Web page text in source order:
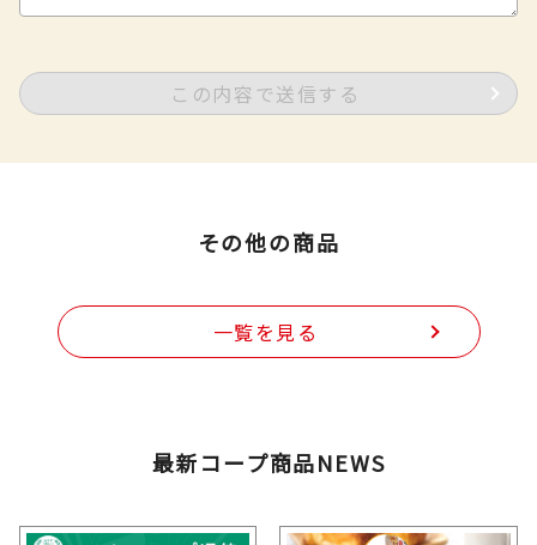
この内容で送信する
その他の商品
一覧を見る
最新コープ商品NEWS